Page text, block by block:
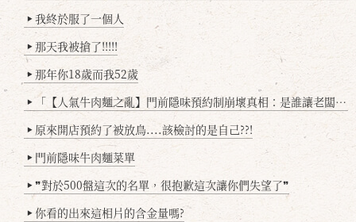
▶ 我終於服了一個人
▶ 那天我被搶了!!!!!
▶ 那年你18歲而我52歲
▶ 「【人氣牛肉麵之亂】門前隱味預約制崩壞真相：是誰讓老闆心灰意冷？」
▶ 原來開店預約了被放鳥....該檢討的是自己??!
▶ 門前隱味牛肉麵菜單
▶ ❞對於500盤這次的名單，很抱歉這次讓你們失望了❞
▶ 你看的出來這相片的含金量嗎?